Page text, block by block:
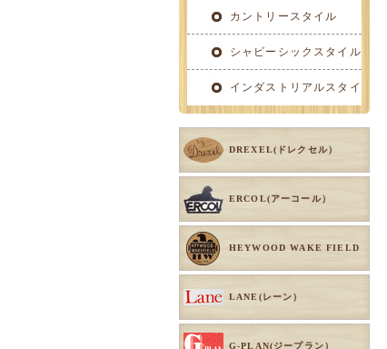
カントリースタイル
シャビーシックスタイル
インダストリアルスタイ
DREXEL(ドレクセル）
ERCOL(アーコール）
HEYWOOD WAKE FIELD
LANE(レーン）
G-PLAN(ジープラン）